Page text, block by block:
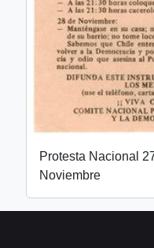
Protesta Nacional
Noviembre